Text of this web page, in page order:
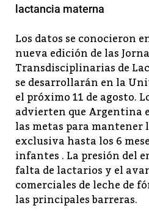
lactancia materna
Los datos se conocieron
nueva edición de las
Transdisciplinarias de
se desarrollarán en la
el próximo 11 de agosto.
advierten que Argentina
las metas para
exclusiva hasta los 6
infantes . La presión del
falta de lactarios y el
comerciales de leche de
las principales barreras.